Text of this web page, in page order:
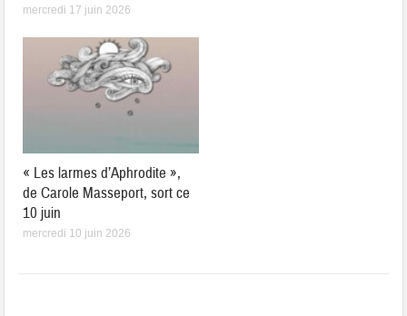
mercredi 17 juin 2026
« Les larmes d’Aphrodite »,
de Carole Masseport, sort ce
10 juin
mercredi 10 juin 2026